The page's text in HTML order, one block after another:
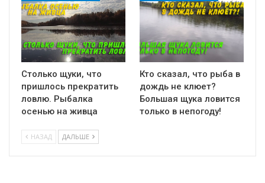
Столько щуки, что
пришлось прекратить
ловлю. Рыбалка
осенью на живца
Кто сказал, что рыба в
дождь не клюет?
Большая щука ловится
только в непогоду!
НАЗАД ДАЛЬШЕ